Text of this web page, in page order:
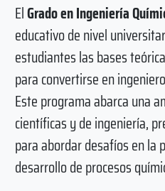
ElGrado en Ingeniería
educativo de nivel
estudiantes las bases
para convertirse en
Este programa abarca una
científicas y de ingeniería,
para abordar desafíos en la
desarrollo de procesos